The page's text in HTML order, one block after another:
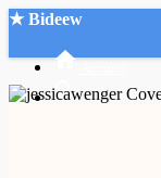
★ Bideew